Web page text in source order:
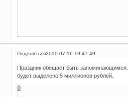
Поделиться2010-07-16 19:47:49
Праздник обещает быть
будет выделено 5 миллионов рублей.
0